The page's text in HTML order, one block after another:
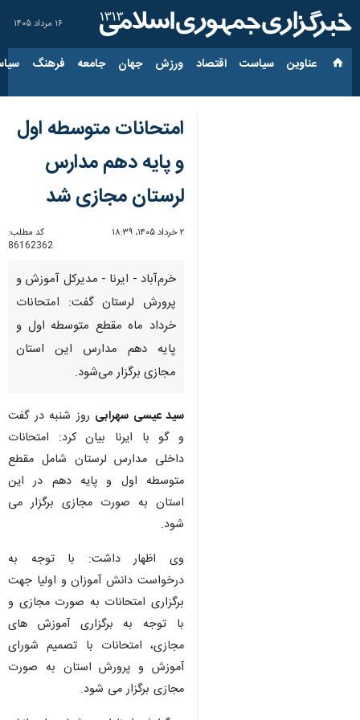
۱۶ مرداد ۱۴۰۵
عناوین‌ سیاست اقتصاد ورزش جهان جامعه فرهنگ
امتحانات متوسطه اول
و پایه دهم مدارس
لرستان مجازی شد
۲ خرداد ۱۴۰۵، ۱۸:۳۹
کد مطلب:
86162362
خرم‌آباد - ایرنا - مدیرکل آموزش و
پرورش لرستان گفت: امتحانات
خرداد ماه مقطع متوسطه اول و
پایه دهم مدارس این استان
مجازی برگزار می‌شود.
سید عیسی سهرابی روز شنبه در گفت
و گو با ایرنا بیان کرد: امتحانات
داخلی مدارس لرستان شامل مقطع
متوسطه اول و پایه دهم در این
استان به صورت مجازی برگزار می
شود.
وی اظهار داشت: با توجه به
درخواست دانش آموزان و اولیا جهت
برگزاری امتحانات به صورت مجازی و
با توجه به برگزاری آموزش های
مجازی، امتحانات با تصمیم شورای
آموزش و پرورش استان به صورت
مجازی برگزار می شود.